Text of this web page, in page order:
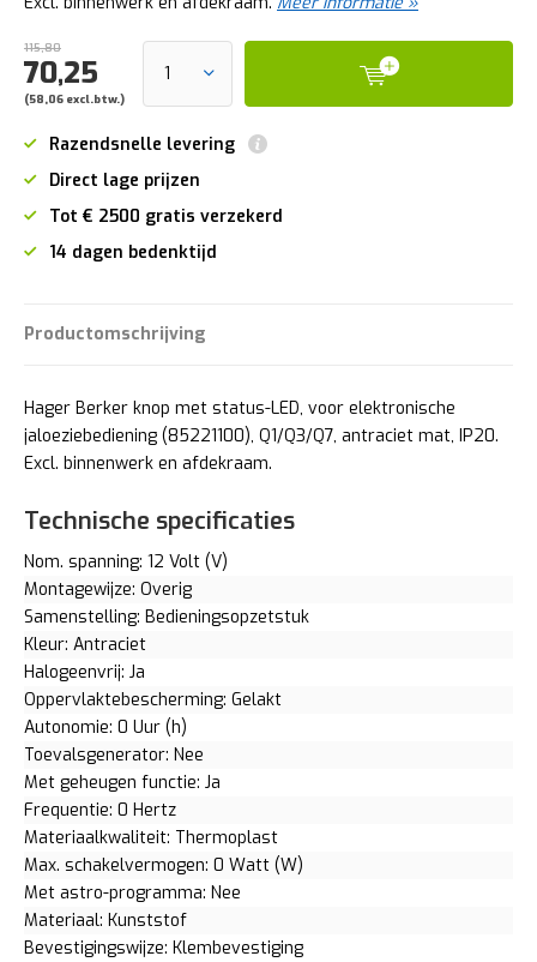
115,80
70,25
(58,06 excl.btw.)
Razendsnelle levering
Direct lage prijzen
Tot € 2500 gratis verzekerd
14 dagen bedenktijd
Productomschrijving
Hager Berker knop met status-LED, voor elektronische
jaloeziebediening (85221100), Q1/Q3/Q7, antraciet mat, IP20.
Excl. binnenwerk en afdekraam.
Technische specificaties
Nom. spanning: 12 Volt (V)
Montagewijze: Overig
Samenstelling: Bedieningsopzetstuk
Kleur: Antraciet
Halogeenvrij: Ja
Oppervlaktebescherming: Gelakt
Autonomie: 0 Uur (h)
Toevalsgenerator: Nee
Met geheugen functie: Ja
Frequentie: 0 Hertz
Materiaalkwaliteit: Thermoplast
Max. schakelvermogen: 0 Watt (W)
Met astro-programma: Nee
Materiaal: Kunststof
Bevestigingswijze: Klembevestiging